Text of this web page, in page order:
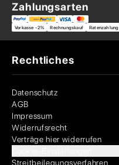
Zahlungsarten
Vorkasse -2% Rechnungskauf Ratenzahlung
Rechtliches
Datenschutz
AGB
Impressum
Widerrufsrecht
Verträge hier widerrufen
Streitbeilegungsverfahren